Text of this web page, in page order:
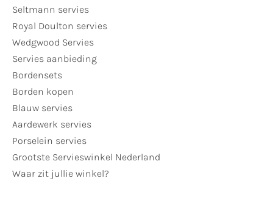
Seltmann servies
Royal Doulton servies
Wedgwood Servies
Servies aanbieding
Bordensets
Borden kopen
Blauw servies
Aardewerk servies
Porselein servies
Grootste Servieswinkel Nederland
Waar zit jullie winkel?